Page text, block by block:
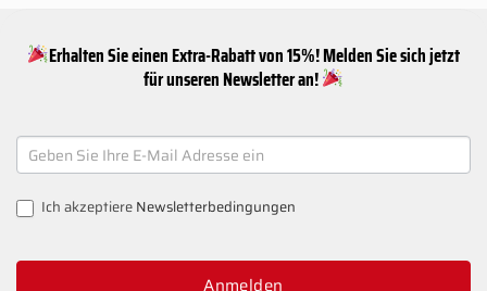
Erhalten Sie einen Extra-Rabatt von 15%! Melden Sie sich jetzt
für unseren Newsletter an!
NEWSLETTER
SIGNUP
Ich akzeptiereNewsletterbedingungen
Anmelden